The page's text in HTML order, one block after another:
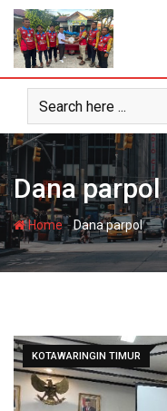
Skip
content
Dana parpol
Home-Dana parpol
KOTAWARINGIN TIMUR